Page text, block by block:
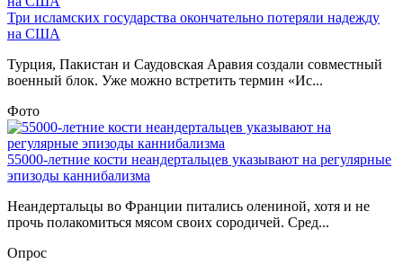
Три исламских государства окончательно потеряли надежду
на США
Турция, Пакистан и Саудовская Аравия создали совместный
военный блок. Уже можно встретить термин «Ис...
Фото
55000-летние кости неандертальцев указывают на регулярные
эпизоды каннибализма
Неандертальцы во Франции питались олениной, хотя и не
прочь полакомиться мясом своих сородичей. Сред...
Опрос